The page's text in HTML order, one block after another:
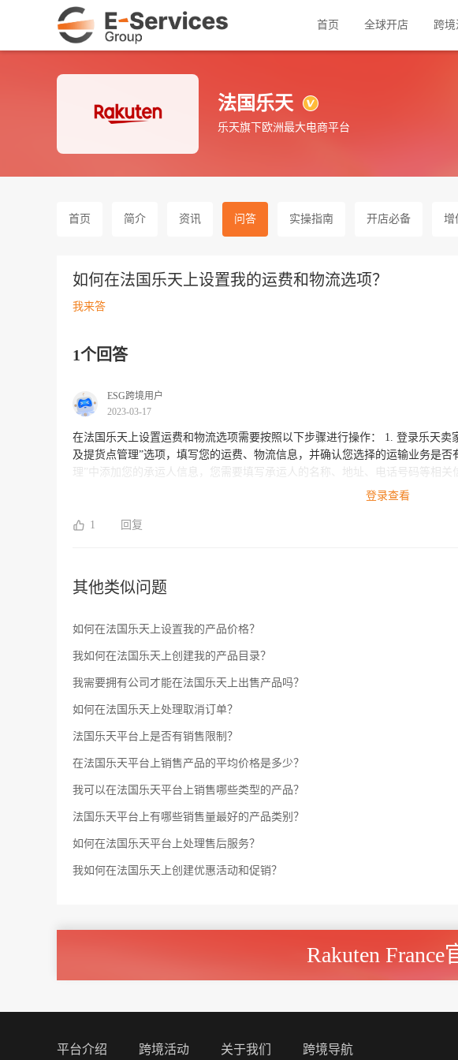
首页 全球开店 跨
法国乐天
乐天旗下欧洲最大电商平台
首页 简介 资讯 问答 实操指南 开店必备 增
如何在法国乐天上设置我的运费和物流选项？
我来答
1个回答
ESG跨境用户
2023-03-17
在法国乐天上设置运费和物流选项需要按照以下步骤进行操作： 1. 登录乐天卖家中心，并选择“物流管理”选项。 2. 选择“物流公司
及提货点管理”选项，填写您的运费、物流信息，并确认您选择的运输业务是否有跟踪信息
理”中添加您的承运人信息，您需要填写承运人的名称、地址、电话号码等相关信息。 4. 在订单处理页面，您可以根
置不同的运费，同时您也可以支持多个运输业务、不同的快递公司和物流配送方式。 ESG跨境电商平台可以帮助您轻松实
与服务，我们将非常愿意为您提供帮助。
登录查看
1 回复
其他类似问题
如何在法国乐天上设置我的产品价格？
我如何在法国乐天上创建我的产品目录？
我需要拥有公司才能在法国乐天上出售产品吗？
如何在法国乐天上处理取消订单？
法国乐天平台上是否有销售限制？
在法国乐天平台上销售产品的平均价格是多少？
我可以在法国乐天平台上销售哪些类型的产品？
法国乐天平台上有哪些销售量最好的产品类别？
如何在法国乐天平台上处理售后服务？
我如何在法国乐天上创建优惠活动和促销？
Rakuten
平台介绍 跨境活动 关于我们 跨境导航